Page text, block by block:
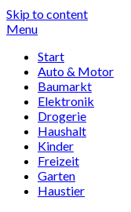
Skip to content
Menu
Start
Auto & Motor
Baumarkt
Elektronik
Drogerie
Haushalt
Kinder
Freizeit
Garten
Haustier